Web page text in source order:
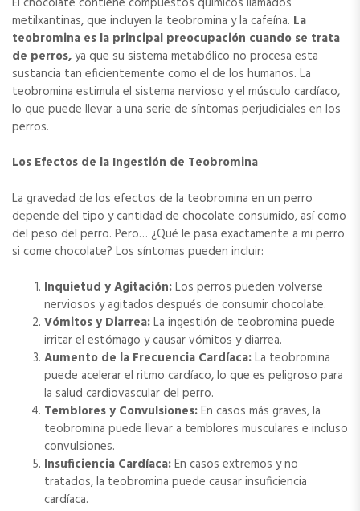
metilxantinas, que incluyen la teobromina y la cafeína. La
teobromina es la principal preocupación cuando se trata
de perros,ya que su sistema metabólico no procesa esta
sustancia tan eficientemente como el de los humanos. La
teobromina estimula el sistema nervioso y el músculo cardíaco,
lo que puede llevar a una serie de síntomas perjudiciales en los
perros.
Los Efectos de la Ingestión de Teobromina
La gravedad de los efectos de la teobromina en un perro
depende del tipo y cantidad de chocolate consumido, así como
del peso del perro. Pero… ¿Qué le pasa exactamente a mi perro
si come chocolate? Los síntomas pueden incluir:
Inquietud y Agitación:Los perros pueden volverse
nerviosos y agitados después de consumir chocolate.
Vómitos y Diarrea:La ingestión de teobromina puede
irritar el estómago y causar vómitos y diarrea.
Aumento de la Frecuencia Cardíaca:La teobromina
puede acelerar el ritmo cardíaco, lo que es peligroso para
la salud cardiovascular del perro.
Temblores y Convulsiones:En casos más graves, la
teobromina puede llevar a temblores musculares e incluso
convulsiones.
Insuficiencia Cardíaca:En casos extremos y no
tratados, la teobromina puede causar insuficiencia
cardíaca.